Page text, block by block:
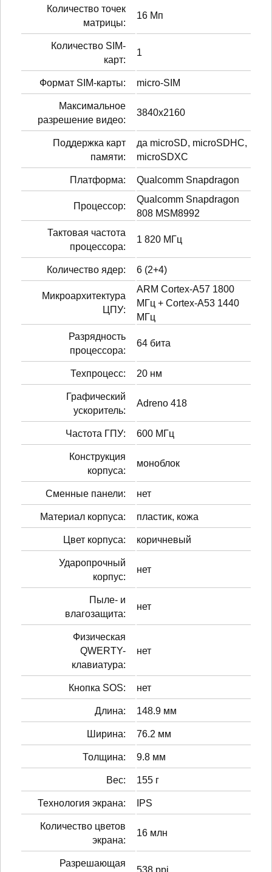
Количество точек
матрицы:
16 Мп
Количество SIM-
карт:
1
Формат SIM-карты: micro-SIM
Максимальное
разрешение видео:
3840x2160
Поддержка карт
памяти:
да microSD, microSDHC,
microSDXC
Платформа: Qualcomm Snapdragon
Процессор:
Qualcomm Snapdragon
808 MSM8992
Тактовая частота
процессора:
1 820 МГц
Количество ядер: 6 (2+4)
Микроархитектура
ЦПУ:
ARM Cortex-A57 1800
МГц + Cortex-A53 1440
МГц
Разрядность
процессора:
64 бита
Техпроцесс: 20 нм
Графический
ускоритель:
Adreno 418
Частота ГПУ: 600 МГц
Конструкция
корпуса:
моноблок
Сменные панели: нет
Материал корпуса: пластик, кожа
Цвет корпуса: коричневый
Ударопрочный
корпус:
нет
Пыле- и
влагозащита:
нет
Физическая
QWERTY-
клавиатура:
нет
Кнопка SOS: нет
Длина: 148.9 мм
Ширина: 76.2 мм
Толщина: 9.8 мм
Вес: 155 г
Технология экрана: IPS
Количество цветов
экрана:
16 млн
Разрешающая
538 ppi